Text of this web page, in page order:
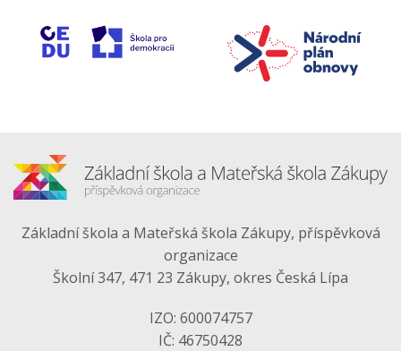
Základní škola a Mateřská škola Zákupy, příspěvková
organizace
Školní 347, 471 23 Zákupy, okres Česká Lípa
IZO: 600074757
IČ: 46750428